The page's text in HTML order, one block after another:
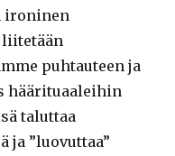
ironinen
puhtauteen ja
häärituaaleihin
taluttaa
ja ”luovuttaa”